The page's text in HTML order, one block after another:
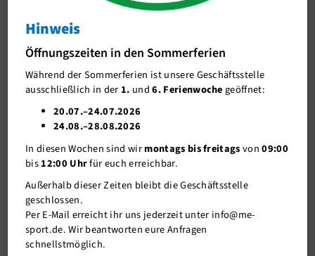
Kids
FerienCamps 2021
J-Team
Stellenangebote
Förderverein me-sport e.V.
Mitgliederservice
Verantwortung
Hinweis
Öffnungszeiten in den Sommerferien
Während der Sommerferien ist unsere Geschäftsstelle
ausschließlich in der 1. und6. Ferienwochegeöffnet:
20.07.–24.07.2026
24.08.–28.08.2026
In diesen Wochen sind wirmontags bis freitagsvon09:00
bis12:00 Uhrfür euch erreichbar.
Außerhalb dieser Zeiten bleibt die Geschäftsstelle
geschlossen.
Per E-Mail erreicht ihr uns jederzeit unter info@me-
sport.de. Wir beantworten eure Anfragen
schnellstmöglich.